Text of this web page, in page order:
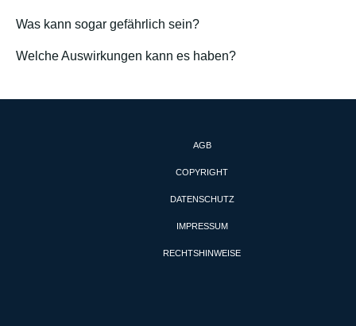
Was kann sogar gefährlich sein?
Welche Auswirkungen kann es haben?
AGB
COPYRIGHT
DATENSCHUTZ
IMPRESSUM
RECHTSHINWEISE